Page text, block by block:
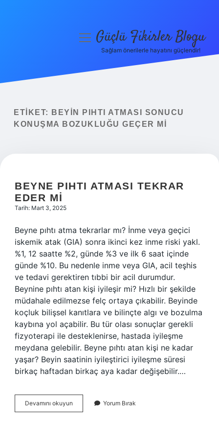
Yasal Uyarı
menüyüGüçlü Fikirler Blogu
Sağlam önerilerle hayatını güçlendir!
ETIKET:
BEYIN PIHTI ATMASI SONUCU
KONUŞMA BOZUKLUĞU GEÇER MI
BEYNE PIHTI ATMASI TEKRAR
EDER MI
Tarih: Mart 3, 2025
Beyne pıhtı atma tekrarlar mı? İnme veya geçici
iskemik atak (GIA) sonra ikinci kez inme riski yakl.
%1, 12 saatte %2, günde %3 ve ilk 6 saat içinde
günde %10. Bu nedenle inme veya GIA, acil teşhis
ve tedavi gerektiren tıbbi bir acil durumdur.
Beynine pıhtı atan kişi iyileşir mi? Hızlı bir şekilde
müdahale edilmezse felç ortaya çıkabilir. Beyinde
koçluk bilişsel kanıtlara ve bilinçte algı ve bozulma
kaybına yol açabilir. Bu tür olası sonuçlar gerekli
fizyoterapi ile desteklenirse, hastada iyileşme
meydana gelebilir. Beyne pıhtı atan kişi ne kadar
yaşar? Beyin saatinin iyileştirici iyileşme süresi
birkaç haftadan birkaç aya kadar değişebilir.…
Devamını okuyun
Pıhtı
Yorum Bırak